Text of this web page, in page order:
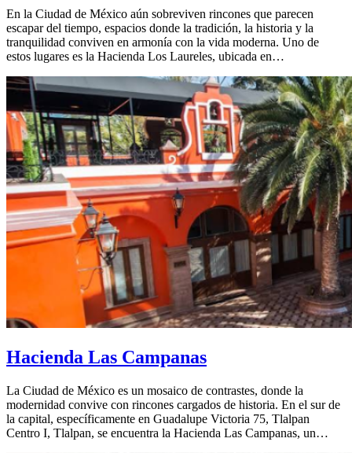
En la Ciudad de México aún sobreviven rincones que parecen
escapar del tiempo, espacios donde la tradición, la historia y la
tranquilidad conviven en armonía con la vida moderna. Uno de
estos lugares es la Hacienda Los Laureles, ubicada en…
Hacienda Las Campanas
La Ciudad de México es un mosaico de contrastes, donde la
modernidad convive con rincones cargados de historia. En el sur de
la capital, específicamente en Guadalupe Victoria 75, Tlalpan
Centro I, Tlalpan, se encuentra la Hacienda Las Campanas, un…